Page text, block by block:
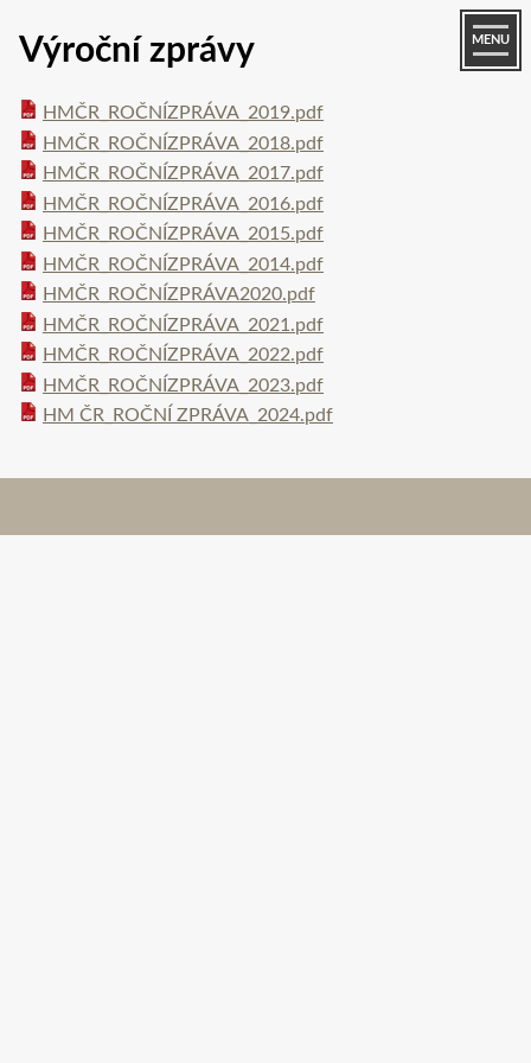
MENU
Výroční zprávy
HMČR_ROČNÍZPRÁVA_2019.pdf
HMČR_ROČNÍZPRÁVA_2018.pdf
HMČR_ROČNÍZPRÁVA_2017.pdf
HMČR_ROČNÍZPRÁVA_2016.pdf
HMČR_ROČNÍZPRÁVA_2015.pdf
HMČR_ROČNÍZPRÁVA_2014.pdf
HMČR_ROČNÍZPRÁVA2020.pdf
HMČR_ROČNÍZPRÁVA_2021.pdf
HMČR_ROČNÍZPRÁVA_2022.pdf
HMČR_ROČNÍZPRÁVA_2023.pdf
HM ČR_ROČNÍ ZPRÁVA_2024.pdf